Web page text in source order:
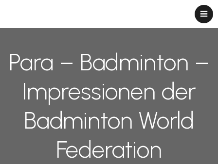
Para – Badminton –
Impressionen der
Badminton World
Federation